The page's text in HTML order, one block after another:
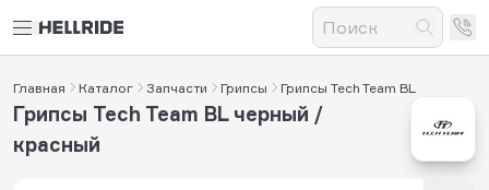
Главная Каталог Запчасти Грипсы Грипсы Tech Team BL
Грипсы Tech Team BL черный /
красный